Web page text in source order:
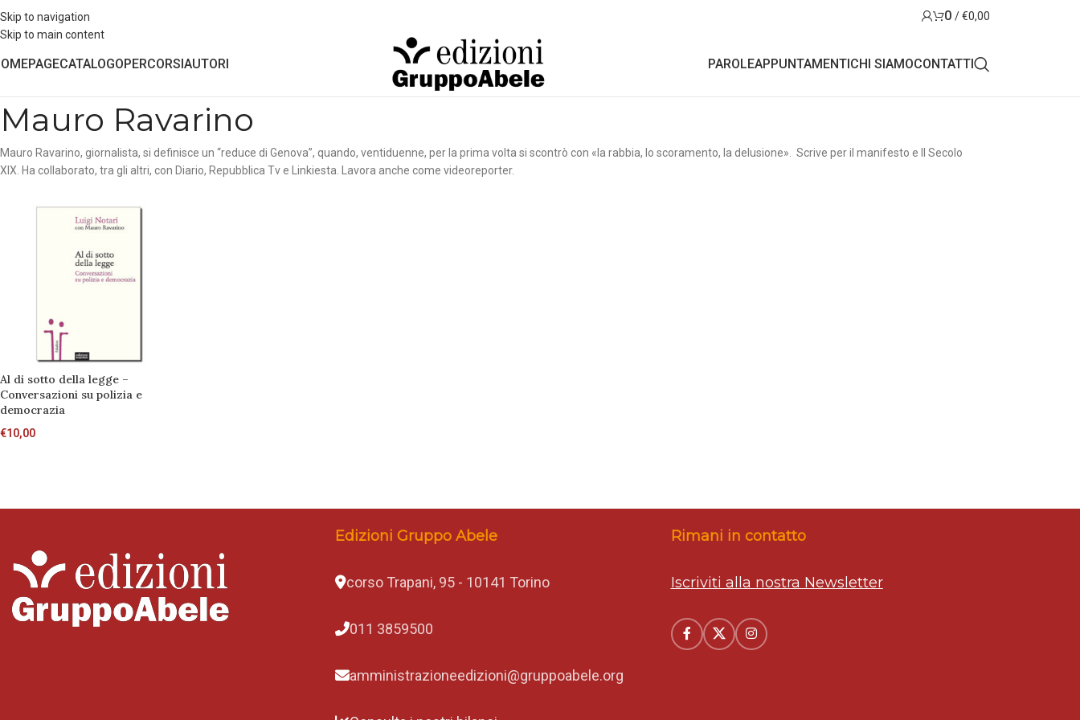
Skip to navigation
Skip to main content
0 /€0,00
CATALOGOPERCORSIAUTORI PAROLEAPPUNTAMENTICHI SIAMOCONTATTI
Mauro Ravarino
Mauro Ravarino, giornalista, si definisce un “reduce di Genova”, quando, ventiduenne, per la prima volta si scontrò con «la rabbia, lo scoramento, la delusione». Scrive per il manifesto e Il Secolo
XIX. Ha collaborato, tra gli altri, con Diario, Repubblica Tv e Linkiesta. Lavora anche come videoreporter.
Al di sotto della legge –
Conversazioni su polizia e
democrazia
€10,00
Edizioni Gruppo Abele
corso Trapani, 95 - 10141 Torino
011 3859500
amministrazioneedizioni@gruppoabele.org
Rimani in contatto
Iscriviti alla nostra Newsletter